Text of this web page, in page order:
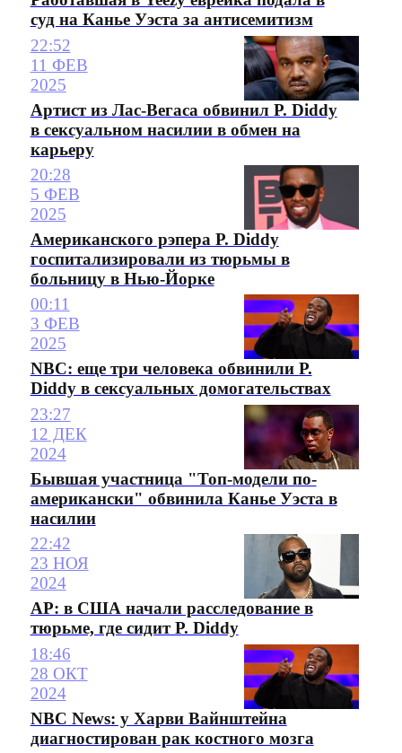
суд на Канье Уэста за антисемитизм
22:52
11 ФЕВ
2025
Артист из Лас-Вегаса обвинил P. Diddy
в сексуальном насилии в обмен на
карьеру
20:28
5 ФЕВ
2025
Американского рэпера P. Diddy
госпитализировали из тюрьмы в
больницу в Нью-Йорке
00:11
3 ФЕВ
2025
NBC: еще три человека обвинили P.
Diddy в сексуальных домогательствах
23:27
12 ДЕК
2024
Бывшая участница "Топ-модели по-
американски" обвинила Канье Уэста в
насилии
22:42
23 НОЯ
2024
AP: в США начали расследование в
тюрьме, где сидит P. Diddy
18:46
28 ОКТ
2024
NBC News: у Харви Вайнштейна
диагностирован рак костного мозга